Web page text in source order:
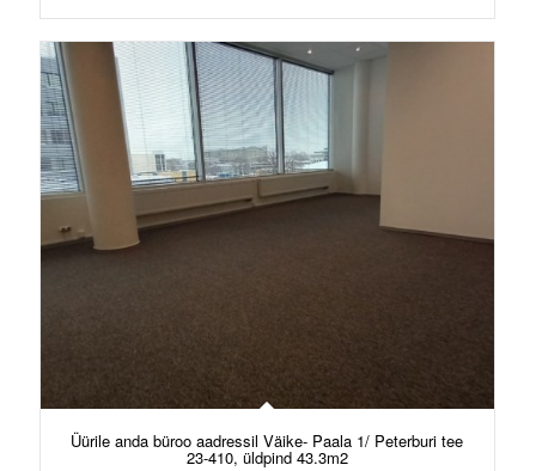
Üürile anda büroo aadressil Väike- Paala 1/ Peterburi tee
23-410, üldpind 43.3m2